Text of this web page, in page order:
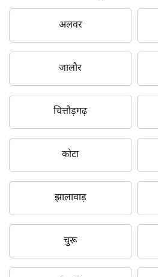
अलवर
जालौर
चित्तौड़गढ़
कोटा
झालावाड़
चुरू